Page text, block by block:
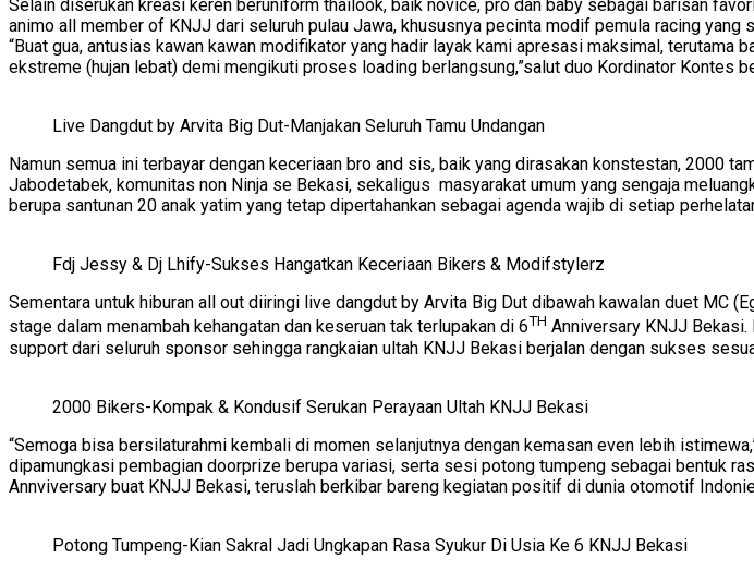
Selain diserukan kreasi keren beruniform thailook, baik novice, pro dan baby sebagai barisan
animo all member of KNJJ dari seluruh pulau Jawa, khususnya pecinta modif pemula racing
“Buat gua, antusias kawan kawan modifikator yang hadir layak kami apresasi maksimal,
ekstreme (hujan lebat) demi mengikuti proses loading berlangsung,”salut duo Kordinator Kontes
Live Dangdut by Arvita Big Dut-Manjakan Seluruh Tamu Undangan
Namun semua ini terbayar dengan keceriaan bro and sis, baik yang dirasakan konstestan, 2000
Jabodetabek, komunitas non Ninja se Bekasi, sekaligus masyarakat umum yang sengaja
berupa santunan 20 anak yatim yang tetap dipertahankan sebagai agenda wajib di setiap
Fdj Jessy & Dj Lhify-Sukses Hangatkan Keceriaan Bikers & Modifstylerz
Sementara untuk hiburan all out diiringi live dangdut by Arvita Big Dut dibawah kawalan duet MC
stage dalam menambah kehangatan dan keseruan tak terlupakan di 6TH Anniversary KNJJ Bekasi.
support dari seluruh sponsor sehingga rangkaian ultah KNJJ Bekasi berjalan dengan sukses
2000 Bikers-Kompak & Kondusif Serukan Perayaan Ultah KNJJ Bekasi
“Semoga bisa bersilaturahmi kembali di momen selanjutnya dengan kemasan even lebih
dipamungkasi pembagian doorprize berupa variasi, serta sesi potong tumpeng sebagai bentuk
Annviversary buat KNJJ Bekasi, teruslah berkibar bareng kegiatan positif di dunia otomotif
Potong Tumpeng-Kian Sakral Jadi Ungkapan Rasa Syukur Di Usia Ke 6 KNJJ Bekasi